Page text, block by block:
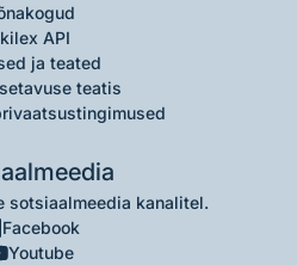
API
ja teated
teatis
sotsiaalmeedia kanalitel.
Facebook
Youtube